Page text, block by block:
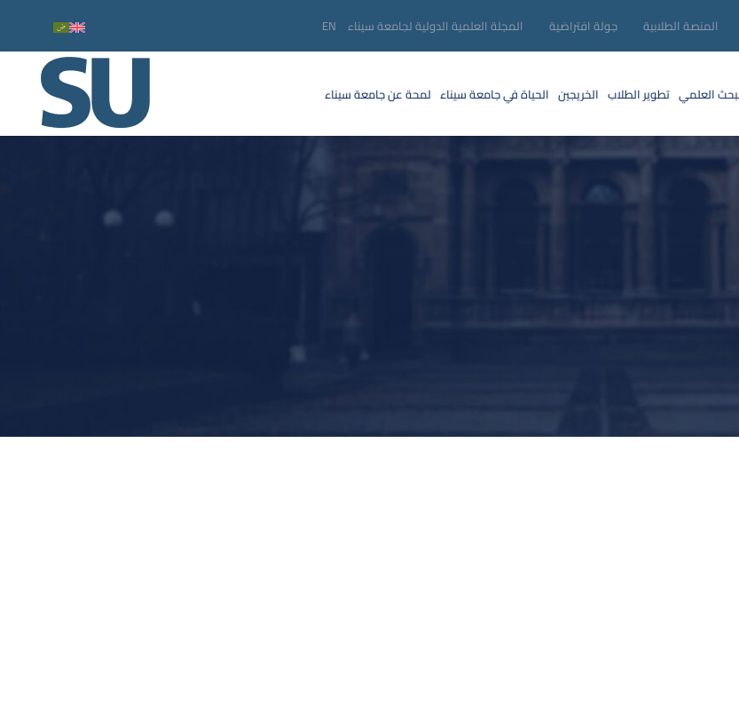
المنصة الطلابية جولة افتراضية المجلة العلمية الدولية لجامعة سيناء EN
العلمي تطوير الطلاب الخريجين الحياة في جامعة سيناء لمحة عن جامعة سيناء